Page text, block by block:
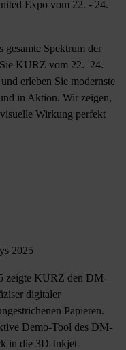
Expo vom 22. - 24.
Spektrum der
KURZ vom 22.–24.
erleben Sie modernste
in Aktion. Wir zeigen,
Wirkung perfekt
2025
zeigte KURZ den DM-
digitaler
Papieren.
Demo-Tool des DM-
in die 3D-Inkjet-